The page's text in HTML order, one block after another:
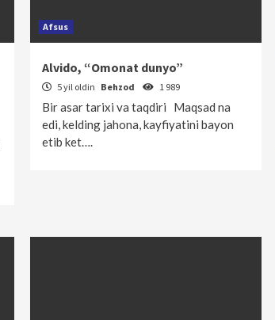
Afsus
Alvido, “Omonat dunyo”
5 yil oldin Behzod 1 989
Bir asar tarixi va taqdiri Maqsad na
edi, kelding jahona, kayfiyatini bayon
etib ket….